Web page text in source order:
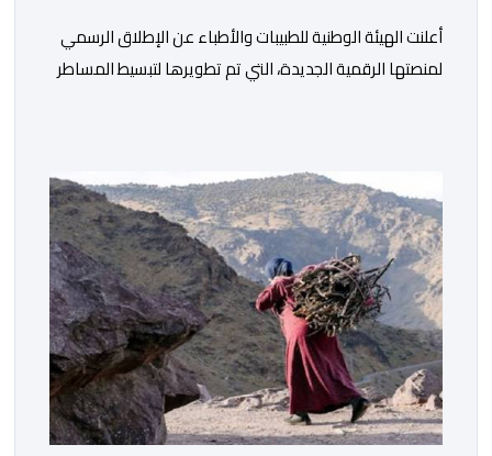
أعلنت الهيئة الوطنية للطبيبات والأطباء عن الإطلاق الرسمي
لمنصتها الرقمية الجديدة، التي تم تطويرها لتبسيط المساطر
للهيئة إلى جانب الهيئة الوطنية. وذكر بلاغ للهيئة أن هذه
المنصة، التي تم إطلاقها في إطار استراتيجيتها الرامية إلى
التحديث والتحول الرقمي، تشكل خطوة مهمة في […]